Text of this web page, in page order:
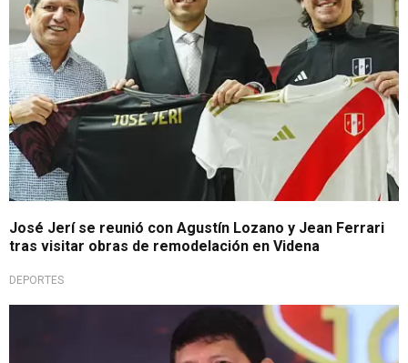
José Jerí se reunió con Agustín Lozano y Jean Ferrari
tras visitar obras de remodelación en Videna
DEPORTES
Recibió amplio respaldo en las urnas